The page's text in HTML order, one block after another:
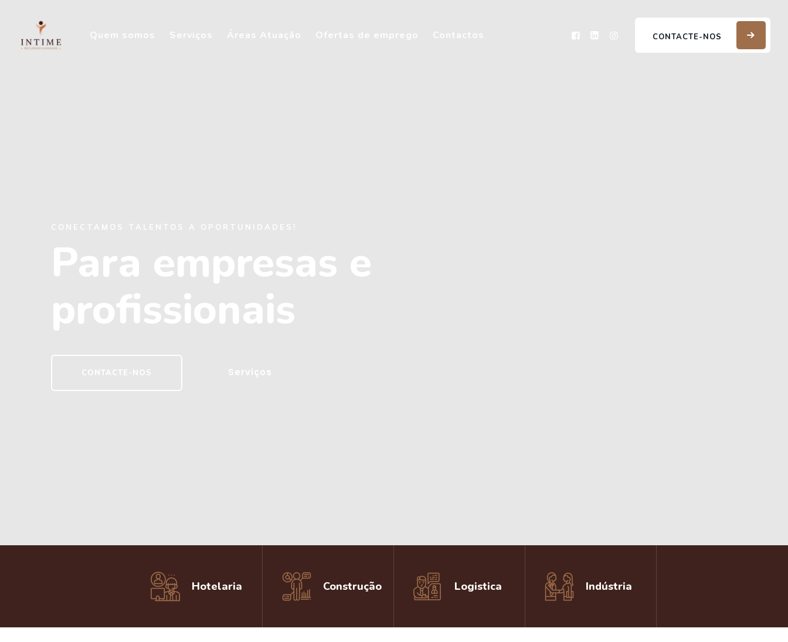
Quem somos Serviços Áreas Atuação Ofertas de emprego Contactos CONTACTE-NOS
Para empresas e
profissionais
CONTACTE-NOS
CONECTAMOS TALENTOS A OPORTUNIDADES!
Serviços
Hotelaria Construção Logistica Indústria